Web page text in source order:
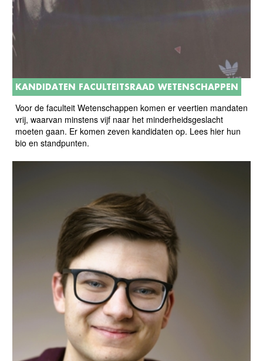
KANDIDATEN FACULTEITSRAAD WETENSCHAPPEN
Voor de faculteit Wetenschappen komen er veertien mandaten
vrij, waarvan minstens vijf naar het minderheidsgeslacht
moeten gaan. Er komen zeven kandidaten op. Lees hier hun
bio en standpunten.